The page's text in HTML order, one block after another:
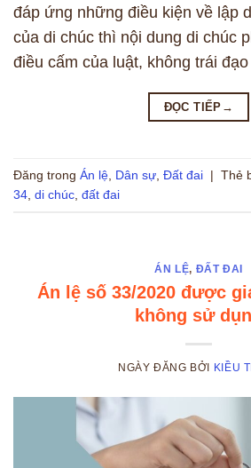
đáp ứng những điều kiện về lập
của di chúc thì nội dung di chúc
điều cấm của luật, không trái
ĐỌC TIẾP →
Đăng trong Án lệ Dân sự Đất đai | Thẻ
34 di chúc đất đai
ÁN LỆ, ĐẤT ĐAI
Án lệ số 33/2020 được
không sử
NGÀY ĐĂNG BỞI KIỀU